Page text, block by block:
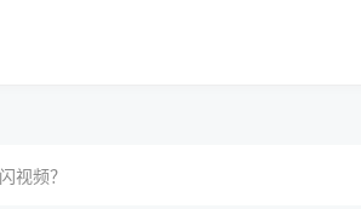
视频？